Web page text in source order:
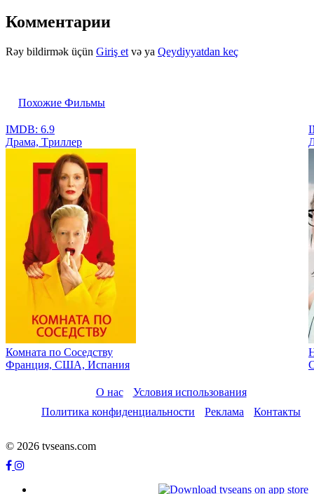
Комментарии
Rəy bildirmək üçün Giriş et və ya Qeydiyyatdan keç
Похожие Фильмы
IMDB: 6.9
Драма, Tриллер
Комната по Cоседству
Франция, США, Испания
О нас
Условия использования
Политика конфиденциальности
Реклама Контакты
© 2026 tvseans.com